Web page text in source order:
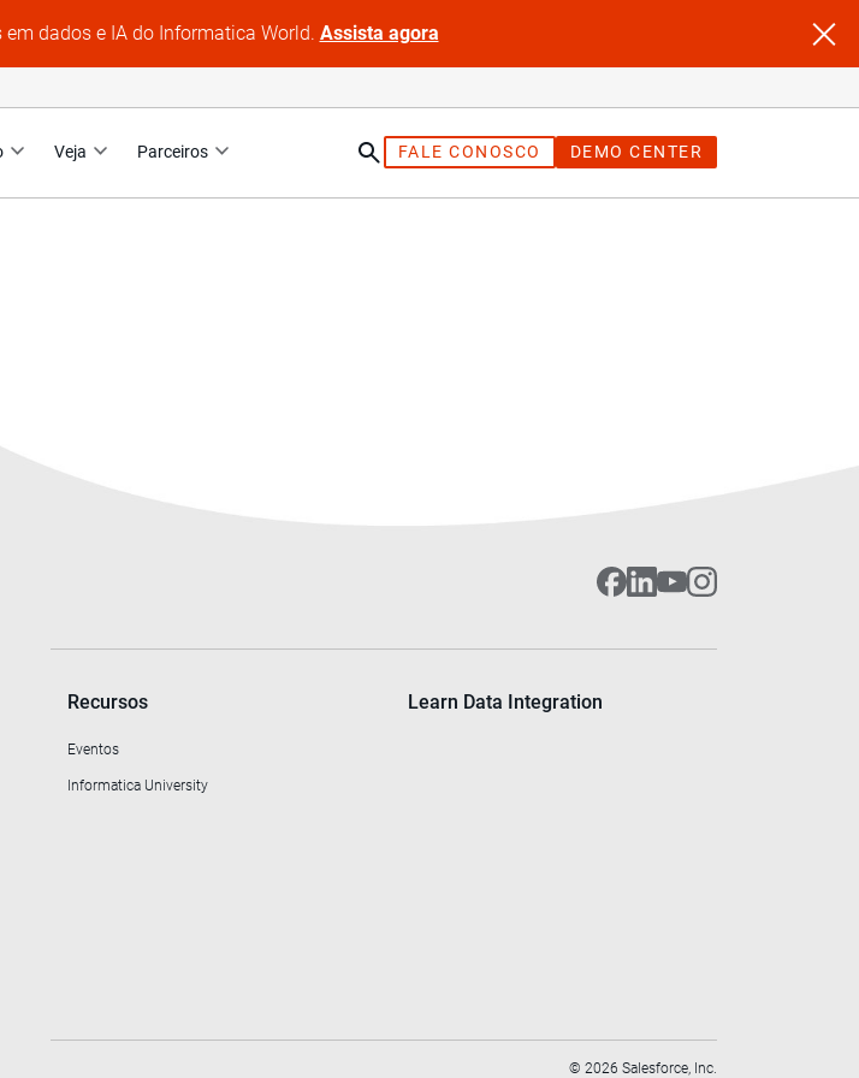
dados e IA do Informatica World. Assista agora
Veja Parceiros FALE CONOSCO DEMO CENTER
Recursos
Eventos
Informatica University
Learn Data Integration
© 2026 Salesforce, Inc.